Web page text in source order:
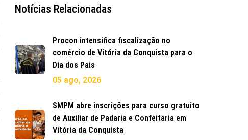
Notícias Relacionadas
Procon intensifica fiscalização no
comércio de Vitória da Conquista para o
Dia dos Pais
05 ago, 2026
SMPM abre inscrições para curso gratuito
de Auxiliar de Padaria e Confeitaria em
Vitória da Conquista